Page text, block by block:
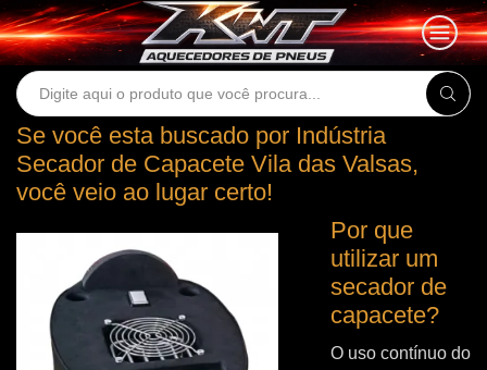
Search
Se você esta buscado por Indústria
Secador de Capacete Vila das Valsas,
você veio ao lugar certo!
Por que
utilizar um
secador de
capacete?
O uso contínuo do